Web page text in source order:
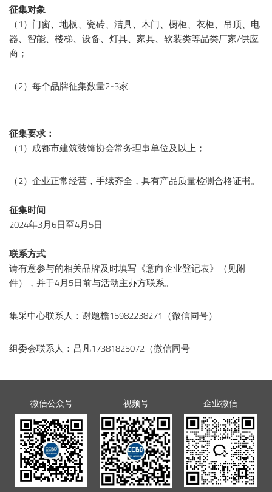
征集对象
（1）门窗、地板、瓷砖、洁具、木门、橱柜、衣柜、吊顶、电
器、智能、楼梯、设备、灯具、家具、软装类等品类厂家/供应
商；
（2）每个品牌征集数量2-3家.
征集要求：
（1）成都市建筑装饰协会常务理事单位及以上；
（2）企业正常经营，手续齐全，具有产品质量检测合格证书。
征集时间
2024年3月6日至4月5日
联系方式
请有意参与的相关品牌及时填写《意向企业登记表》（见附
件），并于4月5日前与活动主办方联系。
集采中心联系人：谢题檐15982238271（微信同号）
组委会联系人：吕凡17381825072（微信同号
微信公众号 视频号 企业微信